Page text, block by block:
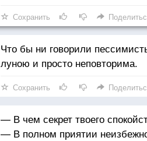
Сохранить
Что бы ни говорили
луною и просто неповторима.
Сохранить
— В чем секрет твоего
— В полном приятии